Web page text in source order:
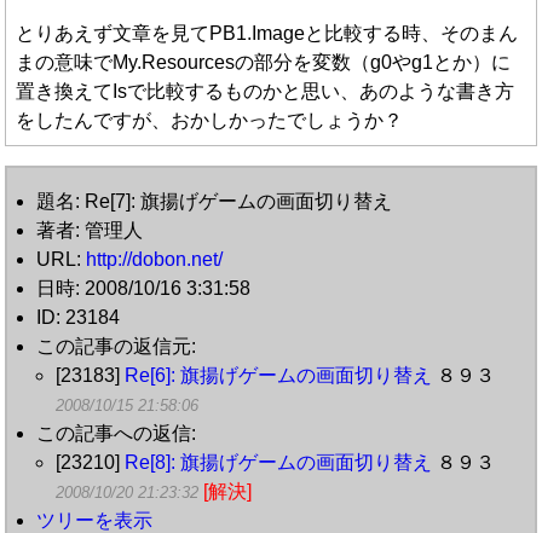
とりあえず文章を見てPB1.Imageと比較する時、そのまん
まの意味でMy.Resourcesの部分を変数（g0やg1とか）に
置き換えてIsで比較するものかと思い、あのような書き方
をしたんですが、おかしかったでしょうか？
題名: Re[7]: 旗揚げゲームの画面切り替え
著者: 管理人
URL: http://dobon.net/
日時: 2008/10/16 3:31:58
ID: 23184
この記事の返信元:
[23183] Re[6]: 旗揚げゲームの画面切り替え ８９３
2008/10/15 21:58:06
この記事への返信:
[23210] Re[8]: 旗揚げゲームの画面切り替え ８９３
2008/10/20 21:23:32 [解決]
ツリーを表示